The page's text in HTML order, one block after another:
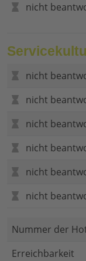
nicht
nicht
nicht
nicht
nicht
nicht
nicht
Nummer der
Erreichbarkeit